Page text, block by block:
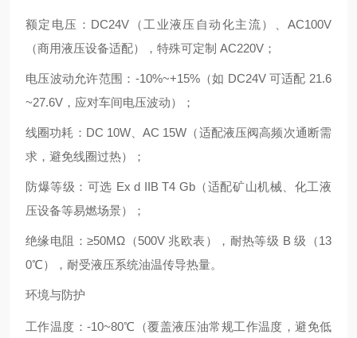
额定电压：DC24V（工业液压自动化主流）、AC100V
（商用液压设备适配），特殊可定制 AC220V；
电压波动允许范围：-10%~+15%（如 DC24V 可适配 21.6
~27.6V，应对车间电压波动）；
线圈功耗：DC 10W、AC 15W（适配液压阀高频次通断需
求，避免线圈过热）；
防爆等级：可选 Ex d IIB T4 Gb（适配矿山机械、化工液
压设备等易燃场景）；
绝缘电阻：≥50MΩ（500V 兆欧表），耐热等级 B 级（13
0℃），耐受液压系统油温传导热量。
环境与防护
工作温度：-10~80℃（覆盖液压油常规工作温度，避免低